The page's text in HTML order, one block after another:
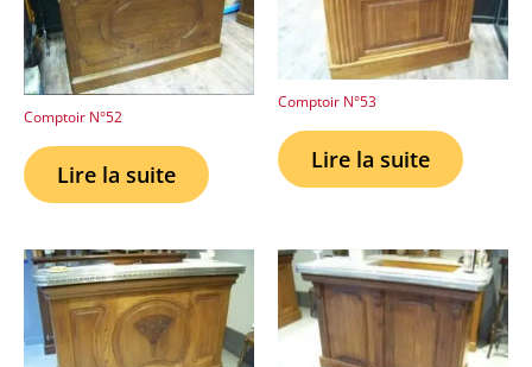
Comptoir N°52
Lire la suite
Comptoir N°53
Lire la suite